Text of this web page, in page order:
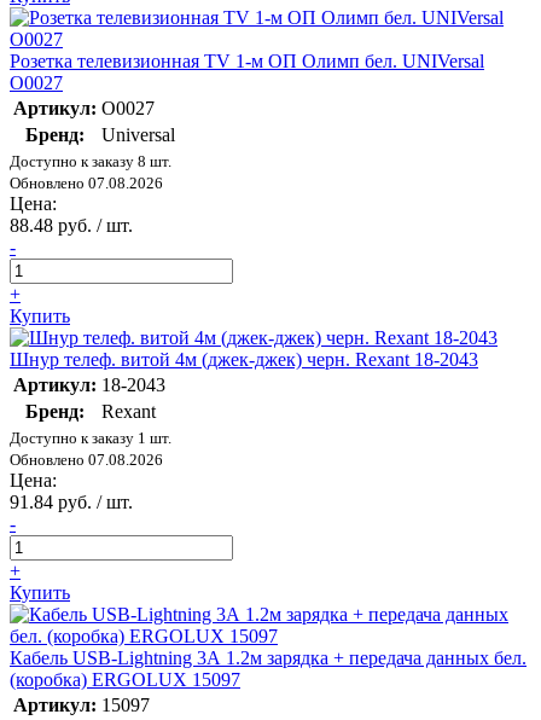
Розетка телевизионная TV 1-м ОП Олимп бел. UNIVersal
О0027
Артикул: О0027
Бренд:
Universal
Доступно к заказу 8 шт.
Обновлено 07.08.2026
Цена:
88.48 руб. / шт.
-
+
Купить
Шнур телеф. витой 4м (джек-джек) черн. Rexant 18-2043
Артикул: 18-2043
Бренд:
Rexant
Доступно к заказу 1 шт.
Обновлено 07.08.2026
Цена:
91.84 руб. / шт.
-
+
Купить
Кабель USB-Lightning 3А 1.2м зарядка + передача данных бел.
(коробка) ERGOLUX 15097
Артикул: 15097